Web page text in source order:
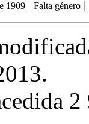
1909 Falta género
2